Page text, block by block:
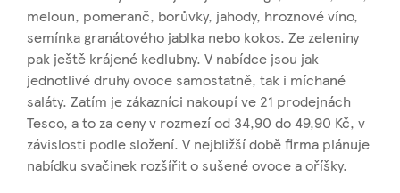
meloun, pomeranč, borůvky, jahody, hroznové víno,
semínka granátového jablka nebo kokos. Ze zeleniny
pak ještě krájené kedlubny. V nabídce jsou jak
jednotlivé druhy ovoce samostatně, tak i míchané
saláty. Zatím je zákazníci nakoupí ve 21 prodejnách
Tesco, a to za ceny v rozmezí od 34,90 do 49,90 Kč, v
závislosti podle složení. V nejbližší době firma plánuje
nabídku svačinek rozšířit o sušené ovoce a oříšky.